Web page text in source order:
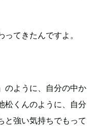
ってきたんですよ。
のように、自分の中か
松くんのように、自分
と強い気持ちでもって